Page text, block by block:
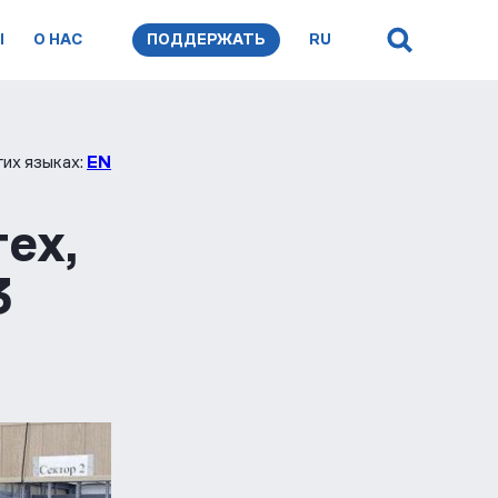
О НАС ПОДДЕРЖАТЬ RU
языках: EN